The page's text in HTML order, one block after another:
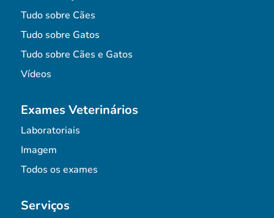
Tudo sobre Cães
Tudo sobre Gatos
Tudo sobre Cães e Gatos
Vídeos
Exames Veterinários
Laboratoriais
Imagem
Todos os exames
Serviços